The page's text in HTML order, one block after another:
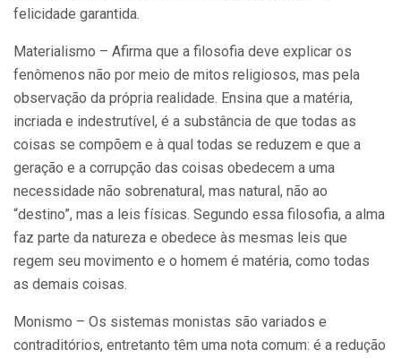
felicidade garantida.
Materialismo – Afirma que a filosofia deve explicar os
fenômenos não por meio de mitos religiosos, mas pela
observação da própria realidade. Ensina que a matéria,
incriada e indestrutível, é a substância de que todas as
coisas se compõem e à qual todas se reduzem e que a
geração e a corrupção das coisas obedecem a uma
necessidade não sobrenatural, mas natural, não ao
“destino”, mas a leis físicas. Segundo essa filosofia, a alma
faz parte da natureza e obedece às mesmas leis que
regem seu movimento e o homem é matéria, como todas
as demais coisas.
Monismo – Os sistemas monistas são variados e
contraditórios, entretanto têm uma nota comum: é a redução